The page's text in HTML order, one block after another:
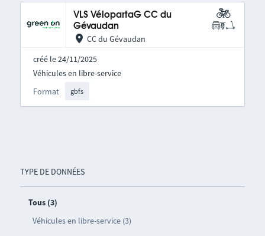
TYPE DE DONNÉES
Tous (3)
Véhicules en libre-service (3)
VLS VélopartaG CC du
Gévaudan
CC du Gévaudan
créé le 24/11/2025
Format gbfs
Véhicules en libre-service